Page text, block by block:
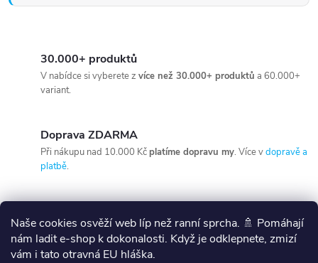
Naše cookies osvěží web líp než ranní sprcha. 🚿 Pomáhají
nám ladit e-shop k dokonalosti. Když je odklepnete, zmizí
vám i tato otravná EU hláška.
30.000+ produktů
V nabídce si vyberete z více než 30.000+ produktů a 60.000+
variant.
Doprava ZDARMA
Při nákupu nad 10.000 Kčplatíme dopravu my. Více vdopravě a
platbě.
Jak nás hodnotí naši zákazníci?Hodnocení máme 5* z 5ti.